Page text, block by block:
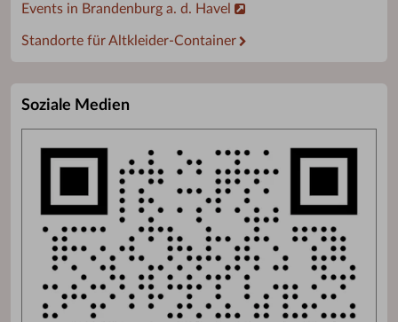
Events in Brandenburg a. d. Havel
Standorte für Altkleider-Container
Soziale Medien